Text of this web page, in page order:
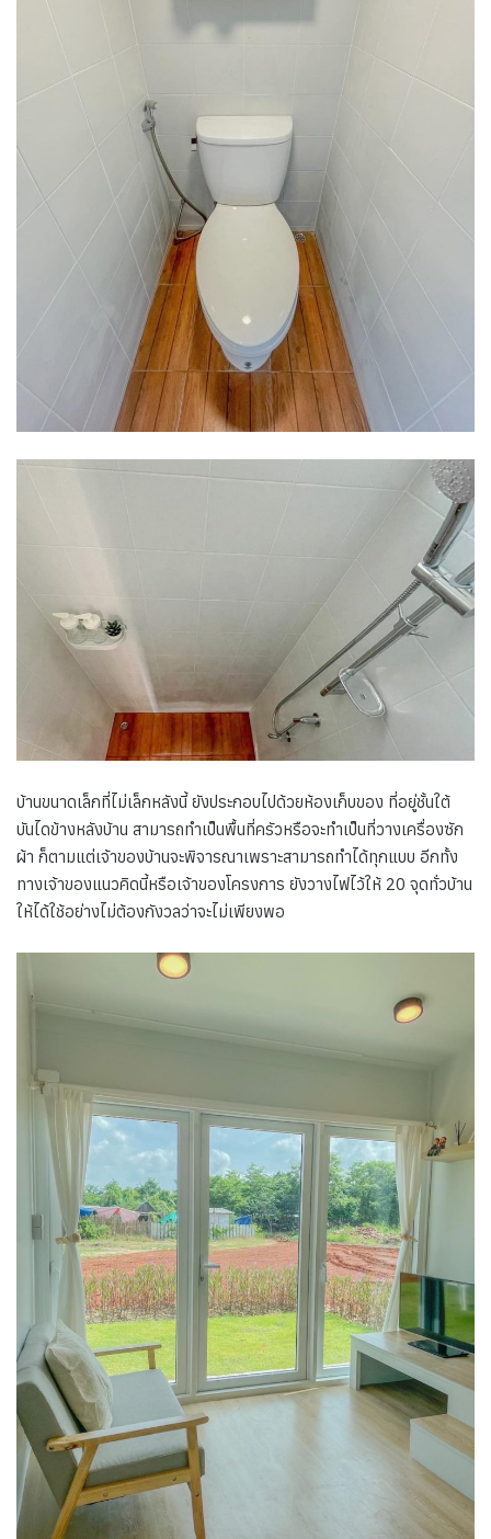
บ้านขนาดเล็กที่ไม่เล็กหลังนี้ ยังประกอบไปด้วยห้องเก็บของ ที่อยู่ชั้นใต้
บันไดข้างหลังบ้าน สามารถทำเป็นพื้นที่ครัวหรือจะทำเป็นที่วางเครื่องซัก
ผ้า ก็ตามแต่เจ้าของบ้านจะพิจารณาเพราะสามารถทำได้ทุกแบบ อีกทั้ง
ทางเจ้าของแนวคิดนี้หรือเจ้าของโครงการ ยังวางไฟไว้ให้ 20 จุดทั่วบ้าน
ให้ได้ใช้อย่างไม่ต้องกังวลว่าจะไม่เพียงพอ